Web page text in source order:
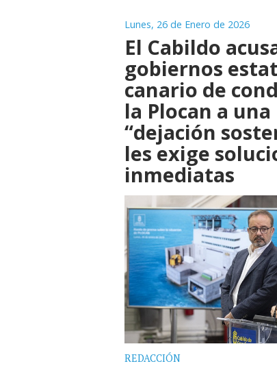
Lunes, 26 de Enero de 2026
El Cabildo
gobiernos
canario de
la Plocan a una
“dejación
les exige
inmediatas
REDACCIÓN